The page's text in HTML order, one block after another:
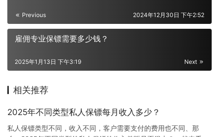
Previous 2024年12月30日 下午2:52
雇佣专业保镖需要多少钱？
Next
2025年1月13日 下午3:19
相关推荐
2025年不同类型私人保镖每月收入多少？
私人保镖类型不同，收入不同，客户需要支付的费用也不同、那